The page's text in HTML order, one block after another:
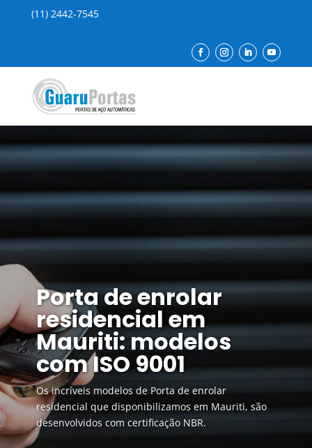
(11) 2442-7545
Porta de enrolar
residencial em
Mauriti: modelos
com ISO 9001
Os incríveis modelos de Porta de enrolar
residencial que disponibilizamos em Mauriti, são
desenvolvidos com certificação NBR.